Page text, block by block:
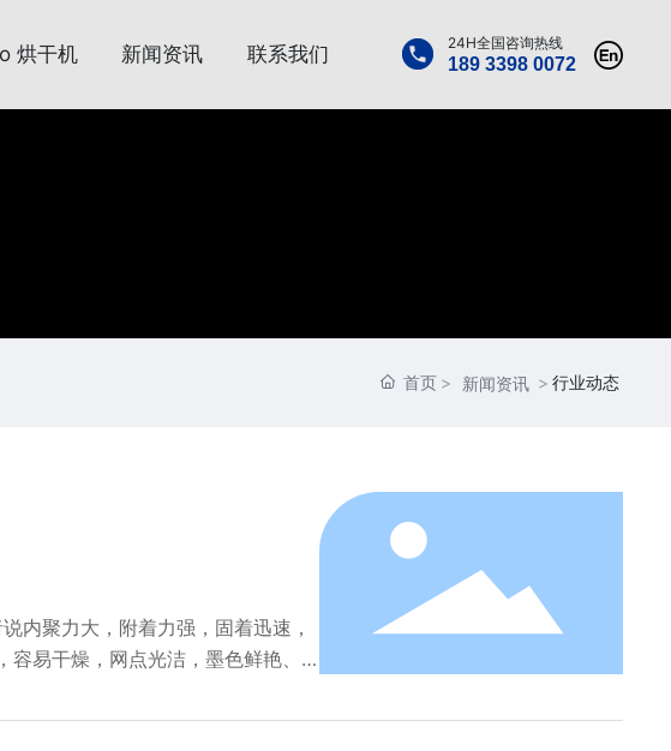
烘干机 新闻资讯 联系我们 24H全国咨询热线
189 3398 0072
首页 新闻资讯 行业动态
内聚力大，附着力强，固着迅速，
易干燥，网点光洁，墨色鲜艳、